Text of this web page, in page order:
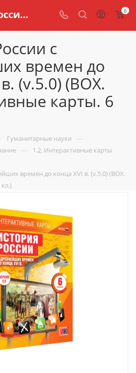
История России с древнейших времен до конца XVI в. (v.5.0) (BOX. Интерактивные карты. 6 кл.) купить по доступной цене в интернет магазине schools.ru 0
с
времен до
(v.5.0) (BOX.
карты. 6
Гуманитарные науки —
— 1.2. Интерактивные карты
времен до конца XVI в. (v.5.0) (BOX.